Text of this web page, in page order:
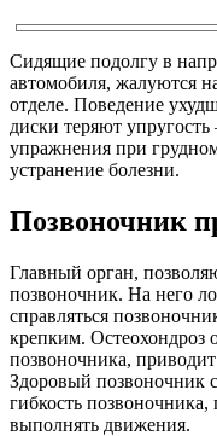
Сидящие подолгу в
автомобиля, жалуются
отделе. Поведение
диски теряют
упражнения при
устранение болезни.
Позвоночник
Главный орган,
позвоночник. На него
справляться
крепким. Остеохондроз
позвоночника,
Здоровый позвоночник
гибкость
выполнять движения.